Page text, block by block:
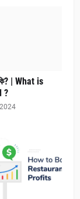
| What is
?